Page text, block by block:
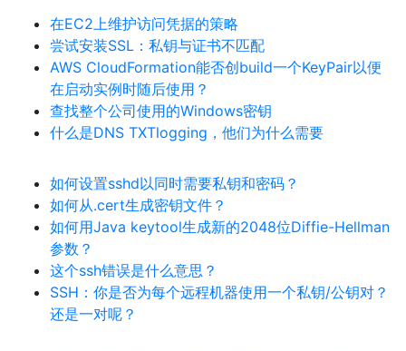
在EC2上维护访问凭据的策略
尝试安装SSL：私钥与证书不匹配
AWS CloudFormation能否创build一个KeyPair以便
在启动实例时随后使用？
查找整个公司使用的Windows密钥
什么是DNS TXTlogging，他们为什么需要
如何设置sshd以同时需要私钥和密码？
如何从.cert生成密钥文件？
如何用Java keytool生成新的2048位Diffie-Hellman
参数？
这个ssh错误是什么意思？
SSH：你是否为每个远程机器使用一个私钥/公钥对？
还是一对呢？